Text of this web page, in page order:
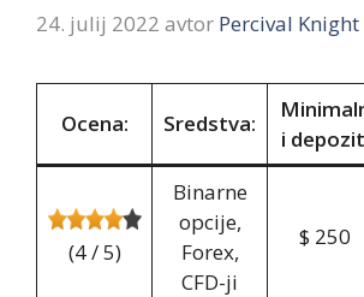
24. julij 2022 avtor Percival Knight
Ocena: Sredstva:
i
(4 / 5)
Binarne
opcije,
Forex,
CFD-ji
$ 250